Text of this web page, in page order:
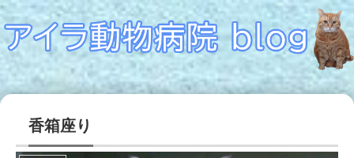
香箱座り